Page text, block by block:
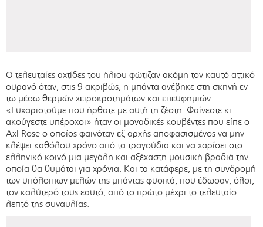
Ο τελευταίες αχτίδες του ήλιου φώτιζαν ακόμη τον καυτό αττικό
ουρανό όταν, στις 9 ακριβώς, η μπάντα ανέβηκε στη σκηνή εν
τω μέσω θερμών χειροκροτημάτων και επευφημιών.
«Ευχαριστούμε που ήρθατε με αυτή τη ζέστη. Φαίνεστε κι
ακούγεστε υπέροχοι» ήταν οι μοναδικές κουβέντες που είπε ο
Axl Rose ο οποίος φαινόταν εξ αρχής αποφασισμένος να μην
κλέψει καθόλου χρόνο από τα τραγούδια και να χαρίσει στο
ελληνικό κοινό μια μεγάλη και αξέχαστη μουσική βραδιά την
οποία θα θυμάται για χρόνια. Και τα κατάφερε, με τη συνδρομή
των υπόλοιπων μελών της μπάντας φυσικά, που έδωσαν, όλοι,
τον καλύτερό τους εαυτό, από το πρώτο μέχρι το τελευταίο
λεπτό της συναυλίας.